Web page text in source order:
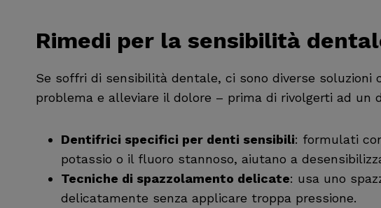
Rimedi per la sensibilità
Se soffri di sensibilità dentale, ci sono diverse soluzioni
problema e alleviare il dolore – prima di rivolgerti ad un
Dentifrici specifici per denti sensibili: formulati
potassio o il fluoro stannoso, aiutano a
Tecniche di spazzolamento delicate: usa uno
delicatamente senza applicare troppa pressione.